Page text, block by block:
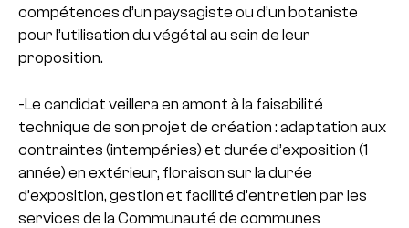
compétences d’un paysagiste ou d’un botaniste
pour l’utilisation du végétal au sein de leur
proposition.
-Le candidat veillera en amont à la faisabilité
technique de son projet de création : adaptation aux
contraintes (intempéries) et durée d’exposition (1
année) en extérieur, floraison sur la durée
d’exposition, gestion et facilité d’entretien par les
services de la Communauté de communes